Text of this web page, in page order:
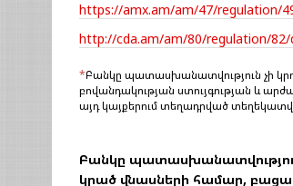
https://amx.am/am/47/regulation/
http://cda.am/am/80/regulation/82/
*Բանկը պատասխանատվություն չի
բովանդակության ստույգության և
այդ կայքերում տեղադրված
Բանկը
կրած վնասների համար,